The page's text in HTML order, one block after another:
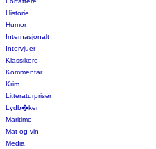
Historie
Humor
Internasjonalt
Intervjuer
Klassikere
Kommentar
Krim
Litteraturpriser
Lydb�ker
Maritime
Mat og vin
Media